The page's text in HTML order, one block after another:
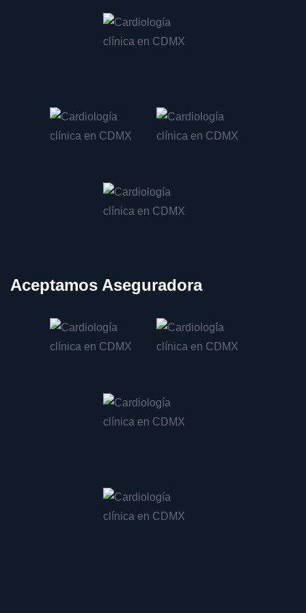
Control de colesterol en CDMX
Prevención de infarto de miocardio en CDMX
Tratamiento de endocarditis en CDMX
Colocación de marcapasos en CDMX
Revisión de marcapasos en CDMX
Evaluación para marcapasos en CDMX
Consulta para cateterismo cardíaco en CDMX
Valoración para cateterismo en CDMX
Aceptamos Aseguradora